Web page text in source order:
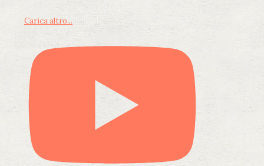
Carica altro...